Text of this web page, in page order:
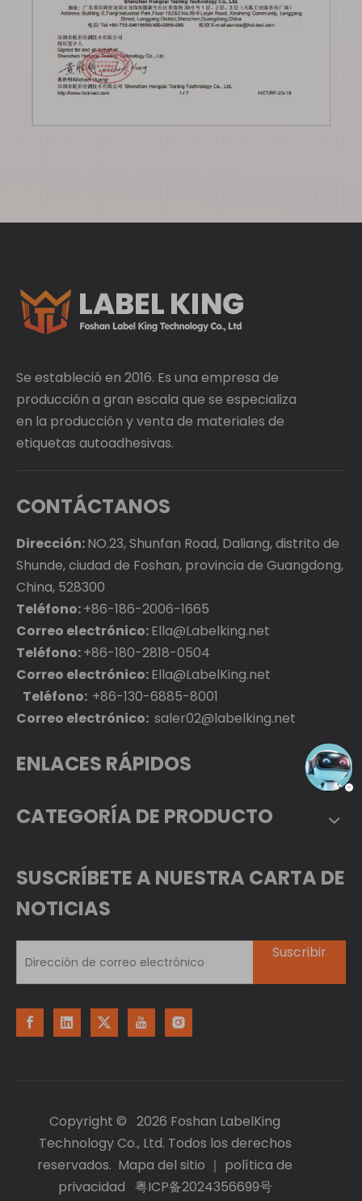
Se estableció en 2016. Es una empresa de
producción a gran escala que se especializa
en la producción y venta de materiales de
etiquetas autoadhesivas.
CONTÁCTANOS
Dirección:NO.23, Shunfan Road, Daliang, distrito de
Shunde, ciudad de Foshan, provincia de Guangdong,
China, 528300
Teléfono:+86-186-2006-1665
Correo electrónico:Ella@Labelking.net
Teléfono:+86-180-2818-0504
Correo electrónico:Ella@LabelKing.net
Teléfono: +86-130-6885-8001
Correo electrónico: saler02@labelking.net
ENLACES RÁPIDOS
CATEGORÍA DE PRODUCTO
SUSCRÍBETE A NUESTRA CARTA DE
NOTICIAS
Suscribir
Copyright © 2026 Foshan LabelKing
Technology Co., Ltd. Todos los derechos
reservados. Mapa del sitio ｜ política de
privacidad 粤ICP备2024356699号